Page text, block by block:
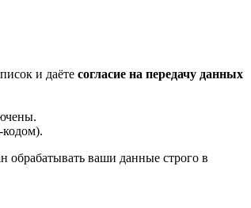
и даёте согласие на передачу данных
обрабатывать ваши данные строго в